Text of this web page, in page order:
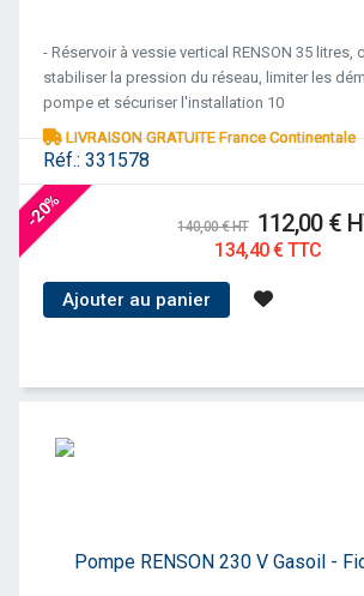
Réf.: 331578
- Réservoir à vessie vertical RENSON 35 litres,
stabiliser la pression du réseau, limiter les
pompe et sécuriser l'installation 10
LIVRAISON GRATUITE France Continentale
-20% 140,00 € HT 112,00 €
134,40 € TTC
Ajouter au panier